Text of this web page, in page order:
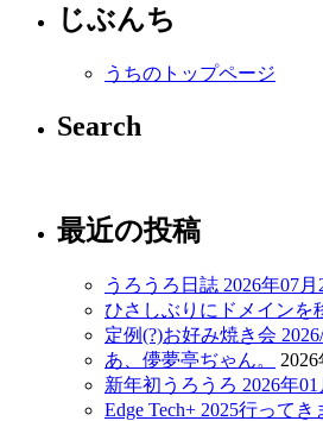
じぶんち
うちのトップページ
Search
最近の投稿
うろうろ日誌 2026年07月
ひさしぶりにドメインを
定例(?)お好み焼き会
あ、儚夢亭ぢゃん。
新年初うろうろ 2026年01
Edge Tech+ 2025行ってき